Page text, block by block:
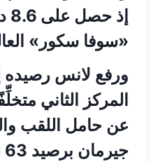
«سوفا سكور»
المركز الثاني
عن حامل اللقب